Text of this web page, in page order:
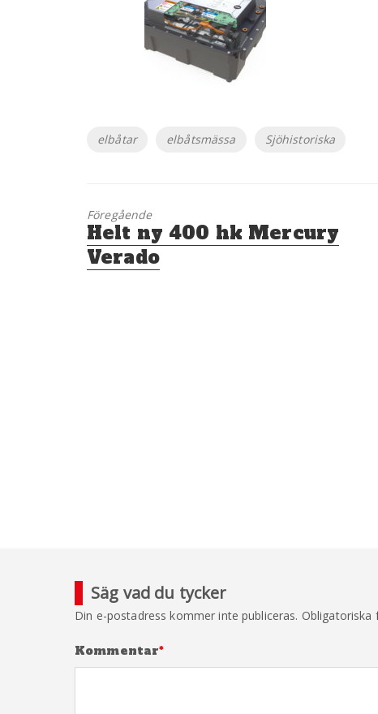
Etiketter
elbåtar elbåtsmässa Sjöhistoriska
Föregående
Föregående
inlägg:
Helt ny 400 hk Mercury
Verado
Säg vad du tycker
Din e-postadress kommer inte publiceras.
Kommentar*